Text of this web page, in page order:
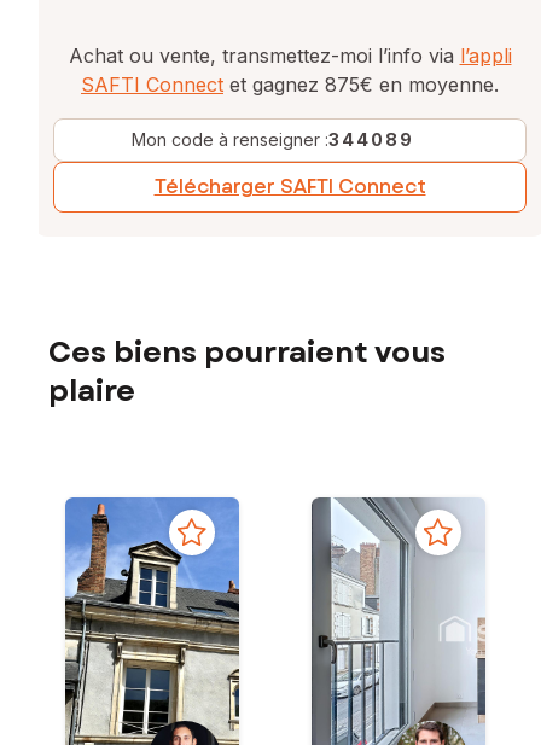
Achat ou vente, transmettez-moi l’info via l’appli
SAFTI Connect et gagnez 875€ en moyenne.
Mon code à renseigner :344089
Télécharger SAFTI Connect
Ces biens pourraient vous
plaire